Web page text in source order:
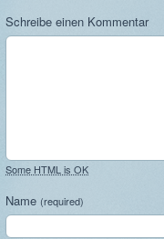
Schreibe einen Kommentar
Some HTML is OK
Name (required)